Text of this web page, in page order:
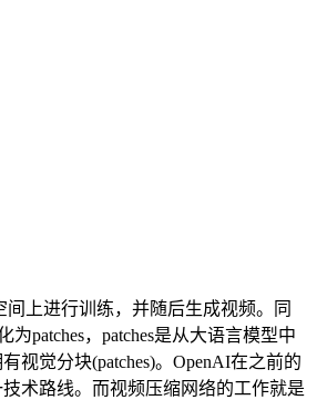
上进行训练，并随后生成视频。同
patches，patches是从大语言模型中
视觉分块(patches)。OpenAI在之前的
技术路线。而视频压缩网络的工作就是